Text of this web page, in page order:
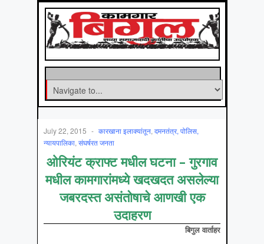
July 22, 2015 - कारखाना इलाक्यांतून, दमनतंत्र, पोलिस,
न्यायपालिका, संघर्षरत जनता
ओरियंट क्राफ्ट मधील घटना – गुरगाव
मधील कामगारांमध्ये खदखदत असलेल्या
जबरदस्त असंतोषाचे आणखी एक
उदाहरण
बिगुल वार्ताहर